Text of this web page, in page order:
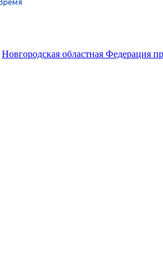
Новгородская областная Федерация